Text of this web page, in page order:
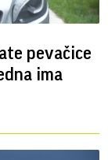
pevačice
ima